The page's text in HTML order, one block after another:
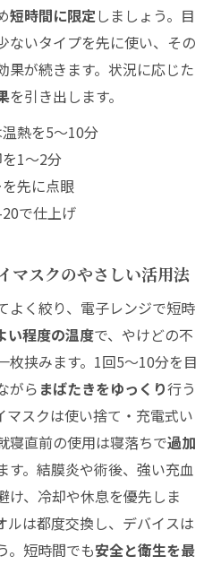
短時間に限定しましょう。目
ないタイプを先に使い、その
果が続きます。状況に応じた
を引き出します。
熱を5〜10分
1〜2分
先に点眼
で仕上げ
マスクのやさしい活用法
よく絞り、電子レンジで短時
い程度の温度で、やけどの不
枚挟みます。1回5〜10分を目
がら まばたきをゆっくり行う
マスクは使い捨て・充電式い
寝直前の使用は寝落ちで過加
す。結膜炎や術後、強い充血
け、冷却や休息を優先しま
ルは都度交換し、デバイスは
。短時間でも安全と衛生を最